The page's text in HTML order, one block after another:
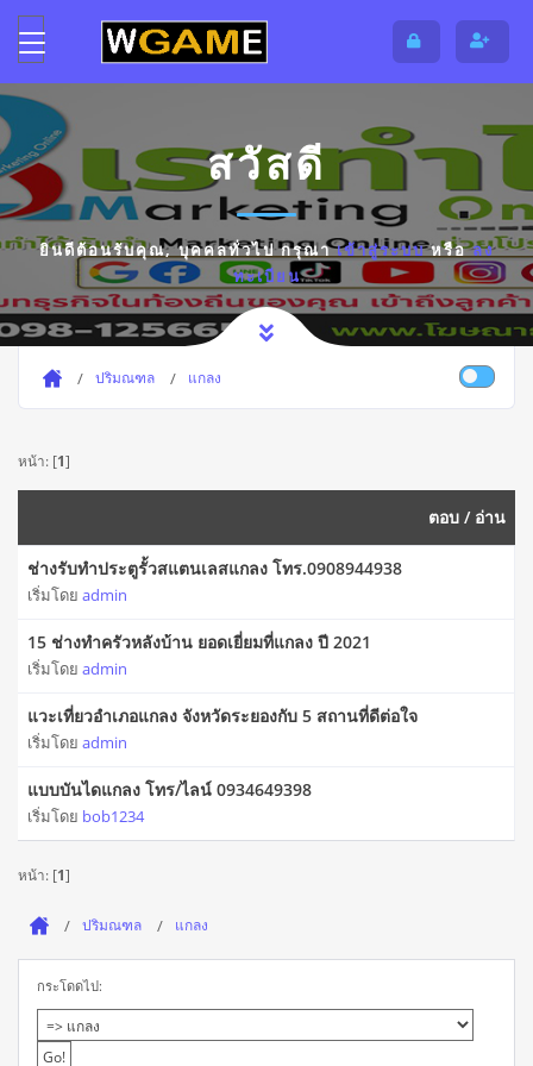
สวัสดี
ยินดีต้อนรับคุณ,บุคคลทั่วไปกรุณาเข้าสู่ระบบหรือลง
ทะเบียน
ปริมณฑล แกลง
หน้า: [1]
ตอบ / อ่าน
ช่างรับทำประตูรั้วสแตนเลสแกลง โทร.0908944938
เริ่มโดย admin
15 ช่างทําครัวหลังบ้าน ยอดเยี่ยมที่แกลง ปี 2021
เริ่มโดย admin
แวะเที่ยวอำเภอแกลง จังหวัดระยองกับ 5 สถานที่ดีต่อใจ
เริ่มโดย admin
แบบบันไดแกลง โทร/ไลน์ 0934649398
เริ่มโดย bob1234
หน้า: [1]
ปริมณฑล แกลง
กระโดดไป: